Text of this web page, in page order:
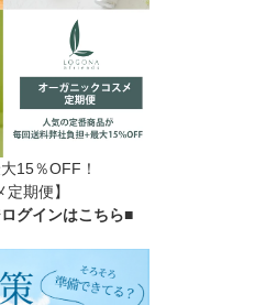
15％OFF！
期便】
グインはこちら■